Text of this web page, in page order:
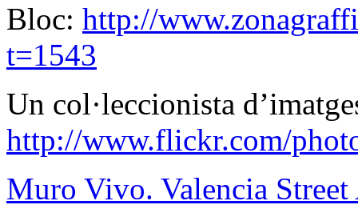
Bloc: http://
t=1543
Un col·leccionista
http://www.flickr.com/
Muro Vivo. Valencia